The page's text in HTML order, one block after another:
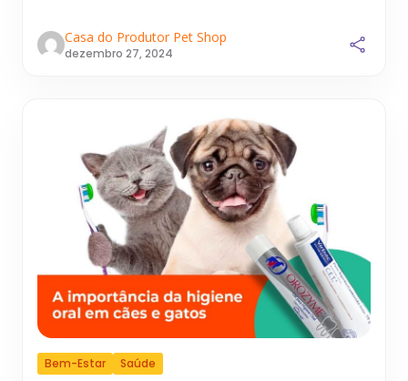
Casa do Produtor Pet Shop
dezembro 27, 2024
Bem-Estar Saúde